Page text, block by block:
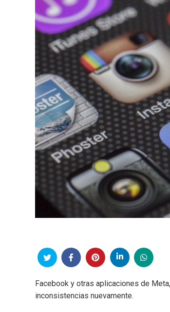
Facebook y otras aplicaciones de
inconsistencias nuevamente.